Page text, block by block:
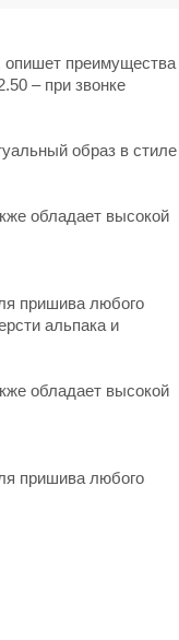
опишет преимущества
– при звонке
образ в стиле
обладает высокой
пришива любого
альпака и
обладает высокой
пришива любого